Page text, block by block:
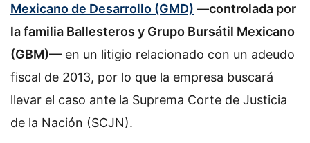
n
X
Mexicano de Desarrollo (GMD) —controlada por
la familia Ballesteros y Grupo Bursátil Mexicano
(GBM)— en un litigio relacionado con un adeudo
fiscal de 2013, por lo que la empresa buscará
llevar el caso ante la Suprema Corte de Justicia
de la Nación (SCJN).